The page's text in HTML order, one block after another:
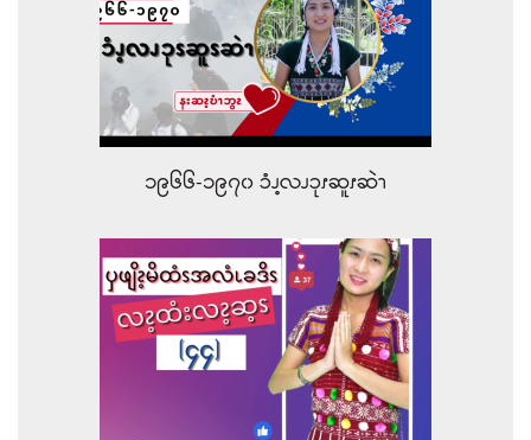
၁၉၆၆-၁၉၇၀ ၥံၪ့လၪၥုၭဆူၭဆဲၫ